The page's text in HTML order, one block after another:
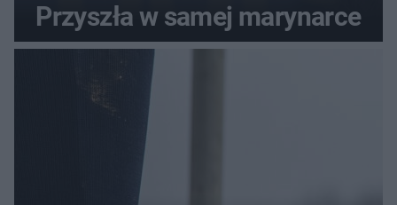
Przyszła w samej marynarce